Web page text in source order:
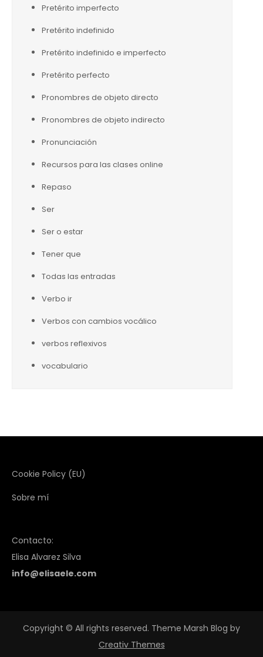
Pretérito imperfecto
Pretérito indefinido
Pretérito indefinido e imperfecto
Pretérito perfecto
Pronombres de objeto directo
Pronombres de objeto indirecto
Pronunciación
Recursos para las clases online
Repaso
Ser
Ser o estar
Tener que
Todas las entradas
Verbo ir
Verbos con cambios vocálico
verbos reflexivos
vocabulario
Cookie Policy (EU)
Sobre mí
Contacto:
Elisa Alvarez Silva
info@elisaele.com
Copyright © All rights reserved. Theme Marsh Blog by
Creativ Themes